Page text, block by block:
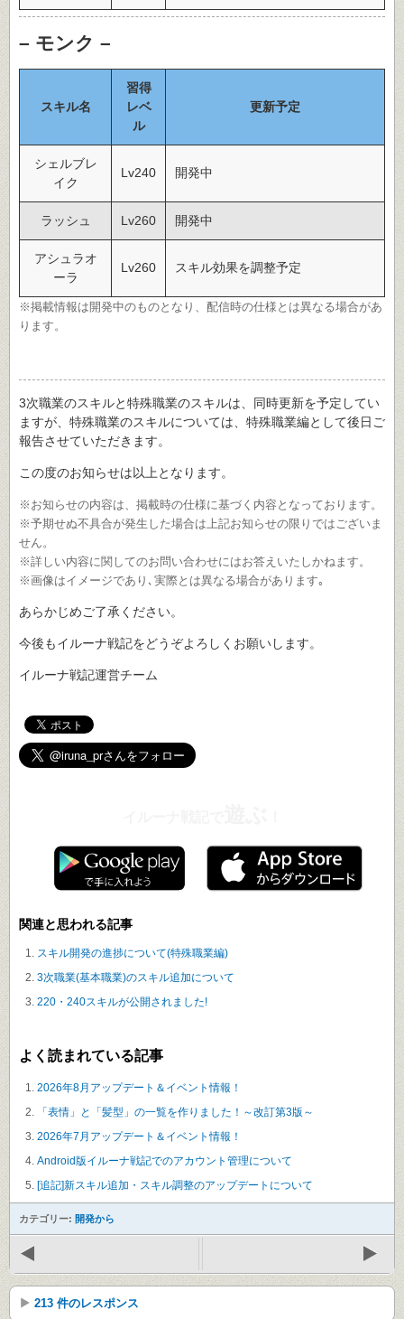
– モンク –
スキル名
習得
レベ
ル
更新予定
シェルブレ
イク
Lv240 開発中
ラッシュ Lv260 開発中
アシュラオ
ーラ
Lv260 スキル効果を調整予定
※掲載情報は開発中のものとなり、配信時の仕様とは異なる場合があ
ります。
3次職業のスキルと特殊職業のスキルは、同時更新を予定してい
ますが、特殊職業のスキルについては、特殊職業編として後日ご
報告させていただきます。
この度のお知らせは以上となります。
※お知らせの内容は、掲載時の仕様に基づく内容となっております。
※予期せぬ不具合が発生した場合は上記お知らせの限りではございま
せん。
※詳しい内容に関してのお問い合わせにはお答えいたしかねます。
※画像はイメージであり､実際とは異なる場合があります｡
あらかじめご了承ください。
今後もイルーナ戦記をどうぞよろしくお願いします。
イルーナ戦記運営チーム
関連と思われる記事
スキル開発の進捗について(特殊職業編)
3次職業(基本職業)のスキル追加について
220・240スキルが公開されました!
よく読まれている記事
2026年8月アップデート＆イベント情報！
「表情」と「髪型」の一覧を作りました！～改訂第3版～
2026年7月アップデート＆イベント情報！
Android版イルーナ戦記でのアカウント管理について
[追記]新スキル追加・スキル調整のアップデートについて
カテゴリー: 開発から
213 件のレスポンス